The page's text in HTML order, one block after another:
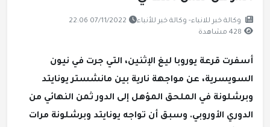
وكالة خبر للانباء- وكالة خبر للأنباء
07/11/2022 22:06
428 مشاهدة
أسفرت قرعة يوروبا ليغ الإثنين، التي جرت في نيون
السويسرية، عن مواجهة نارية بين مانشستر يونايتد
وبرشلونة في الملحق المؤهل إلى الدور ثمن النهائي من
الدوري الأوروبي. وسبق أن تواجه يونايتد وبرشلونة مرات